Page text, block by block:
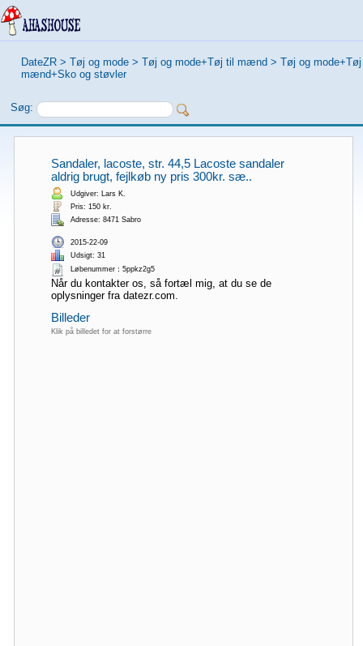
DateZR > Tøj og mode > Tøj og mode+Tøj til mænd > Tøj og
mænd+Sko og støvler
Søg:
Sandaler, lacoste, str. 44,5 Lacoste sandaler
aldrig brugt, fejlkøb ny pris 300kr. sæ..
Udgiver: Lars K.
Pris: 150 kr.
Adresse: 8471 Sabro
2015-22-09
Udsigt: 31
Løbenummer：5ppkz2g5
Når du kontakter os, så fortæl mig, at du se de
oplysninger fra datezr.com.
Billeder
Klik på billedet for at forstørre